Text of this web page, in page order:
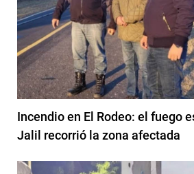
Incendio en El Rodeo: el fuego
Jalil recorrió la zona afectada